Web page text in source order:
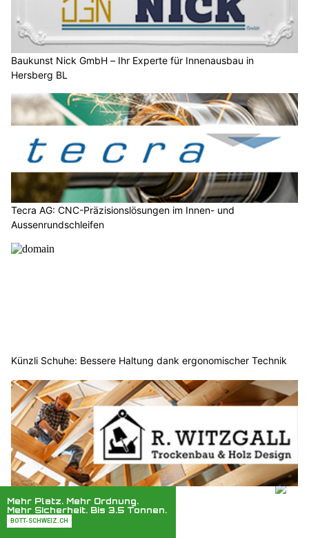
Baukunst Nick GmbH – Ihr Experte für Innenausbau in
Hersberg BL
Tecra AG: CNC-Präzisionslösungen im Innen- und
Aussenrundschleifen
Künzli Schuhe: Bessere Haltung dank ergonomischer Technik
R.Witzgall Trockenbau & Holz Design setzt neue Standards in
Basel